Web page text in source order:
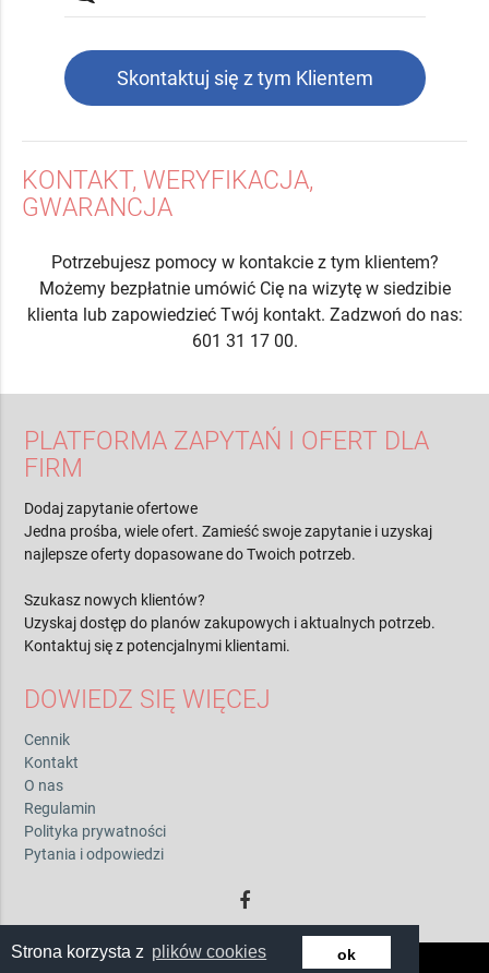
Strona korzysta z plików cookies ok
Skontaktuj się z tym Klientem
KONTAKT, WERYFIKACJA,
GWARANCJA
Potrzebujesz pomocy w kontakcie z tym klientem?
Możemy bezpłatnie umówić Cię na wizytę w siedzibie
klienta lub zapowiedzieć Twój kontakt. Zadzwoń do nas:
601 31 17 00.
PLATFORMA ZAPYTAŃ I OFERT DLA
FIRM
Dodaj zapytanie ofertowe
Jedna prośba, wiele ofert. Zamieść swoje zapytanie i uzyskaj
najlepsze oferty dopasowane do Twoich potrzeb.
Szukasz nowych klientów?
Uzyskaj dostęp do planów zakupowych i aktualnych potrzeb.
Kontaktuj się z potencjalnymi klientami.
DOWIEDZ SIĘ WIĘCEJ
Cennik
Kontakt
O nas
Regulamin
Polityka prywatności
Pytania i odpowiedzi